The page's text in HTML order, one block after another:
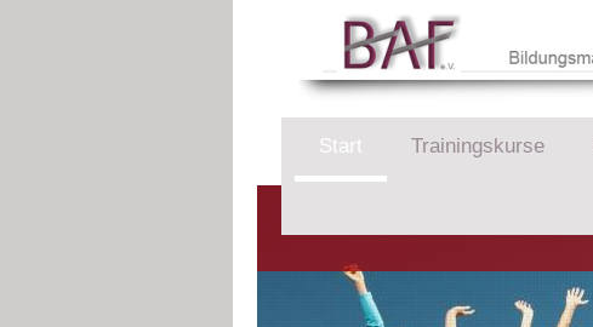
Start Trainingskurse